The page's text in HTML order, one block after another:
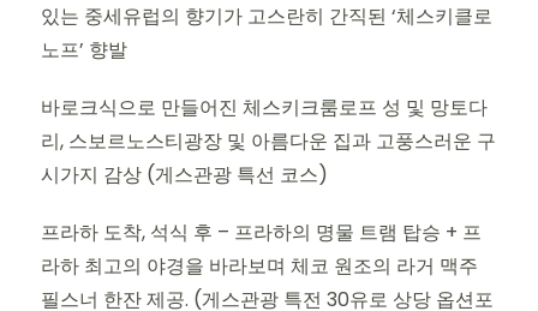
있는 중세유럽의 향기가 고스란히 간직된 ‘체스키클로
노프’ 향발
바로크식으로 만들어진 체스키크룸로프 성 및 망토다
리, 스보르노스티광장 및 아름다운 집과 고풍스러운 구
시가지 감상 (게스관광 특선 코스)
프라하 도착, 석식 후 – 프라하의 명물 트램 탑승 + 프
라하 최고의 야경을 바라보며 체코 원조의 라거 맥주
필스너 한잔 제공. (게스관광 특전 30유로 상당 옵션포